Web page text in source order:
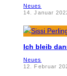
Neues
14. Januar
Ich bleib
Neues
12. Februar